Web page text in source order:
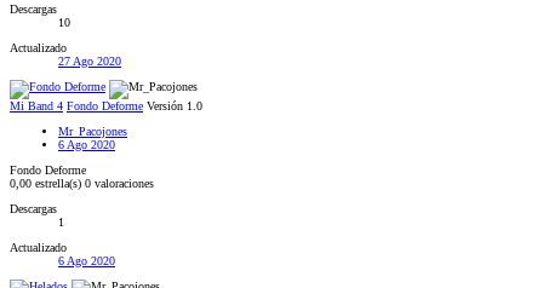
Descargas
10
Actualizado
27 Ago 2020
Mi Band 4 Fondo Deforme Versión 1.0
Mr_Pacojones
6 Ago 2020
Fondo Deforme
0,00 estrella(s) 0 valoraciones
Descargas
1
Actualizado
6 Ago 2020